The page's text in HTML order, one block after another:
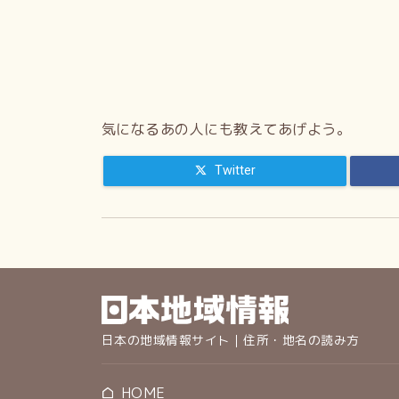
気になるあの人にも教えてあげよう。
Twitter
日本の地域情報サイト｜住所・地名の読み方
HOME